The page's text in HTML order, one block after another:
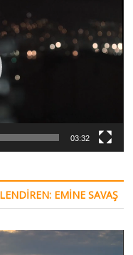
03:32
EMINE SAVAŞ